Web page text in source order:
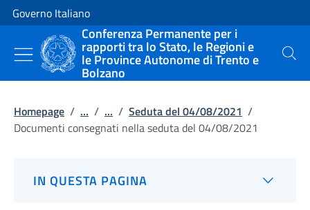
Vai al contenuto
Vai alla navigazione del sito
Governo Italiano
Conferenza Permanente per i
rapporti tra lo Stato, le Regioni e
le Province Autonome di Trento e
Bolzano
Cerca
Homepage / ... / ... / Seduta del 04/08/2021 /
Documenti consegnati nella seduta del 04/08/2021
IN QUESTA PAGINA